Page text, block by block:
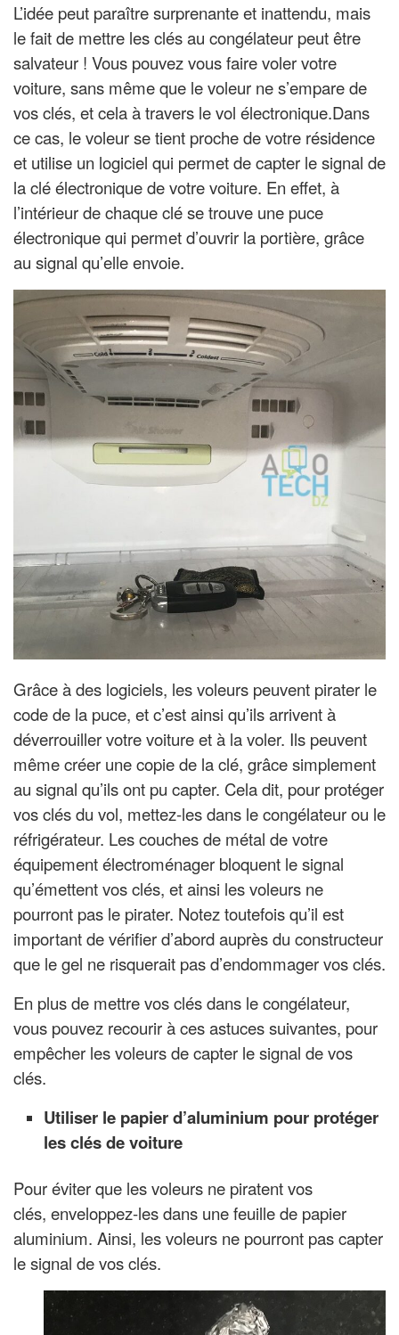
L’idée peut paraître surprenante et inattendu, mais
le fait de mettre les clés au congélateur peut être
salvateur ! Vous pouvez vous faire voler votre
voiture, sans même que le voleur ne s’empare de
vos clés, et cela à travers le vol électronique.Dans
ce cas, le voleur se tient proche de votre résidence
et utilise un logiciel qui permet de capter le signal de
la clé électronique de votre voiture. En effet, à
l’intérieur de chaque clé se trouve une puce
électronique qui permet d’ouvrir la portière, grâce
au signal qu’elle envoie.
Grâce à des logiciels, les voleurs peuvent pirater le
code de la puce, et c’est ainsi qu’ils arrivent à
déverrouiller votre voiture et à la voler. Ils peuvent
même créer une copie de la clé, grâce simplement
au signal qu’ils ont pu capter. Cela dit, pour protéger
vos clés du vol, mettez-les dans le congélateur ou le
réfrigérateur. Les couches de métal de votre
équipement électroménager bloquent le signal
qu’émettent vos clés, et ainsi les voleurs ne
pourront pas le pirater. Notez toutefois qu’il est
important de vérifier d’abord auprès du constructeur
que le gel ne risquerait pas d’endommager vos clés.
En plus de mettre vos clés dans le congélateur,
vous pouvez recourir à ces astuces suivantes, pour
empêcher les voleurs de capter le signal de vos
clés.
Utiliser le papier d’aluminium pour protéger
les clés de voiture
Pour éviter que les voleurs ne piratent vos
clés, enveloppez-les dans une feuille de papier
aluminium. Ainsi, les voleurs ne pourront pas capter
le signal de vos clés.